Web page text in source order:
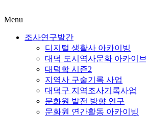
Menu
조사연구발간
디지털 생활사 아카이빙
대덕 도시역사문화 아카이브
대덕학 시즌2
지역사 구술기록 사업
대덕구 지역조사기록사업
문화원 발전 방향 연구
문화원 연간활동 아카이빙